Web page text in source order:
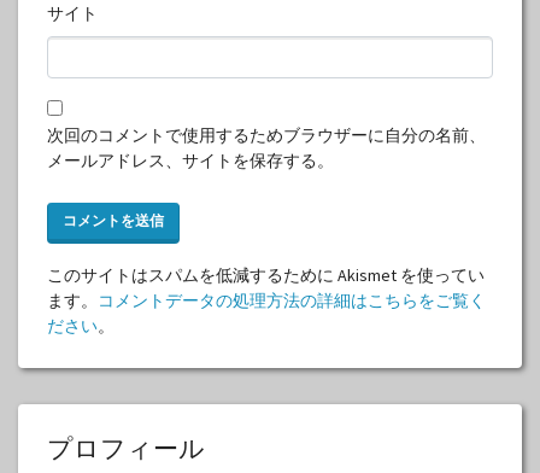
サイト
次回のコメントで使用するためブラウザーに自分の名前、
メールアドレス、サイトを保存する。
このサイトはスパムを低減するために Akismet を使ってい
ます。
コメントデータの処理方法の詳細はこちらをご覧く
ださい。
プロフィール